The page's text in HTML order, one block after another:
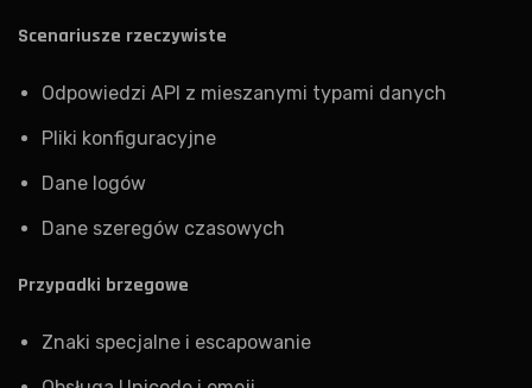
Scenariusze rzeczywiste
Odpowiedzi API z mieszanymi typami danych
Pliki konfiguracyjne
Dane logów
Dane szeregów czasowych
Przypadki brzegowe
Znaki specjalne i escapowanie